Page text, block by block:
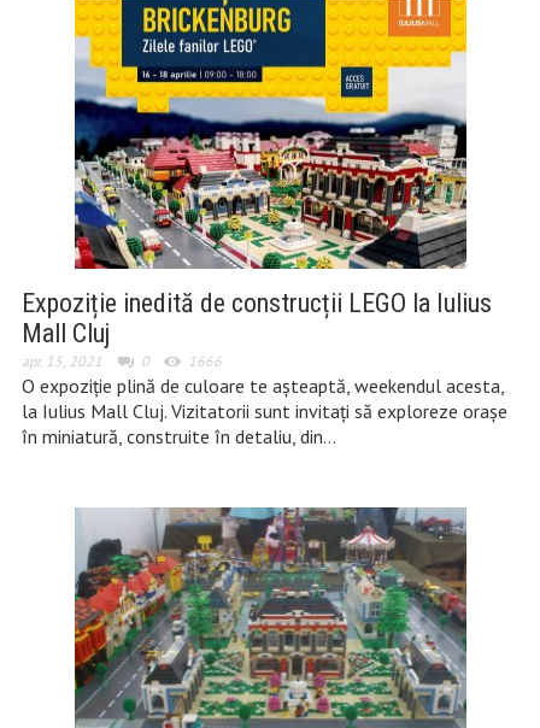
Expoziție inedită de construcții LEGO la Iulius
Mall Cluj
apr. 15, 2021 0 1666
O expoziție plină de culoare te aşteaptă, weekendul acesta,
la Iulius Mall Cluj. Vizitatorii sunt invitaţi să exploreze orașe
în miniatură, construite în detaliu, din…